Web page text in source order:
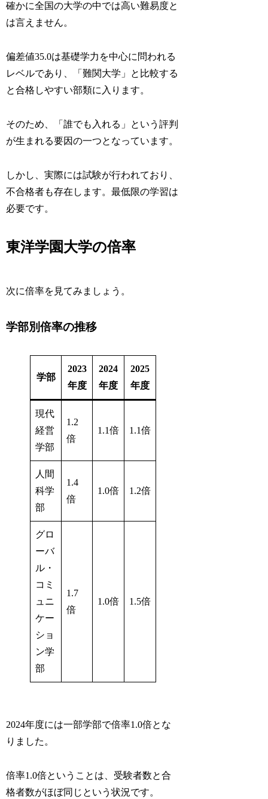
確かに全国の大学の中では高い難易度と
は言えません。
偏差値35.0は基礎学力を中心に問われる
レベルであり、「難関大学」と比較する
と合格しやすい部類に入ります。
そのため、「誰でも入れる」という評判
が生まれる要因の一つとなっています。
しかし、実際には試験が行われており、
不合格者も存在します。最低限の学習は
必要です。
東洋学園大学の倍率
次に倍率を見てみましょう。
学部別倍率の推移
学部
2023
年度
2024
年度
2025
年度
現代
経営
学部
1.2
倍
1.1倍 1.1倍
人間
科学
部
1.4
倍
1.0倍 1.2倍
グロ
ーバ
ル・
コミ
ュニ
ケー
ショ
ン学
部
1.7
倍
1.0倍 1.5倍
2024年度には一部学部で倍率1.0倍とな
りました。
倍率1.0倍ということは、受験者数と合
格者数がほぼ同じという状況です。